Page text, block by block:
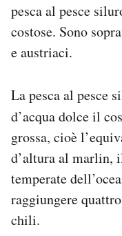
pesca al pesce
costose. Sono
e austriaci.
La pesca al pesce
d’acqua dolce il
grossa, cioè
d’altura al marlin,
temperate
raggiungere
chili.